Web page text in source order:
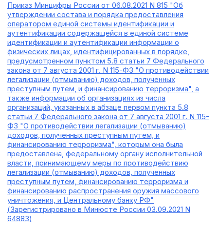
Приказ Минцифры России от 06.08.2021 N 815 "Об
утверждении состава и порядка предоставления
оператором единой системы идентификации и
аутентификации содержащейся в единой системе
идентификации и аутентификации информации о
физических лицах, идентифицированных в порядке,
предусмотренном пунктом 5.8 статьи 7 Федерального
закона от 7 августа 2001 г. N 115-ФЗ "О противодействии
легализации (отмыванию) доходов, полученных
преступным путем, и финансированию терроризма", а
также информации об организациях из числа
организаций, указанных в абзаце первом пункта 5.8
статьи 7 Федерального закона от 7 августа 2001 г. N 115-
ФЗ "О противодействии легализации (отмыванию)
доходов, полученных преступным путем, и
финансированию терроризма", которым она была
предоставлена, федеральному органу исполнительной
власти, принимающему меры по противодействию
легализации (отмыванию) доходов, полученных
преступным путем, финансированию терроризма и
финансированию распространения оружия массового
уничтожения, и Центральному банку РФ"
(Зарегистрировано в Минюсте России 03.09.2021 N
64883)